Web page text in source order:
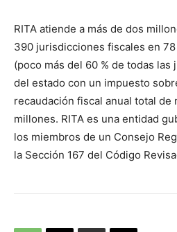
RITA atiende a más de dos
390 jurisdicciones fiscales en
(poco más del 60 % de todas
del estado con un impuesto
recaudación fiscal anual total de
millones. RITA es una entidad
los miembros de un Consejo
la Sección 167 del Código